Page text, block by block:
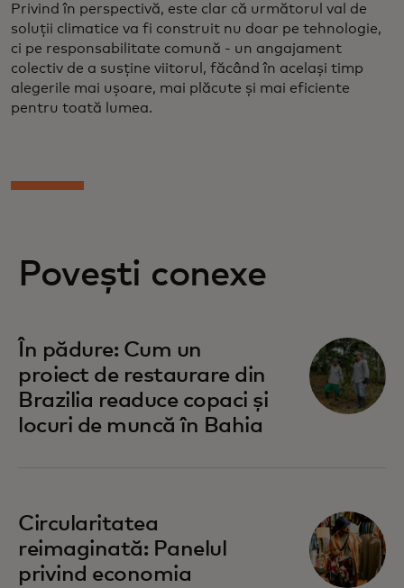
Privind în perspectivă, este clar că următorul val de
soluții climatice va fi construit nu doar pe tehnologie,
ci pe responsabilitate comună - un angajament
colectiv de a susține viitorul, făcând în același timp
alegerile mai ușoare, mai plăcute și mai eficiente
pentru toată lumea.
Povești conexe
În pădure: Cum un
proiect de restaurare din
Brazilia readuce copaci și
locuri de muncă în Bahia
Circularitatea
reimaginată: Panelul
privind economia